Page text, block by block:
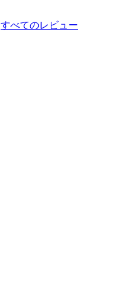
すべてのレビュー